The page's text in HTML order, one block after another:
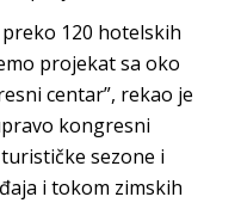
120 hotelskih
projekat sa oko
centar”, rekao je
kongresni
sezone i
i tokom zimskih